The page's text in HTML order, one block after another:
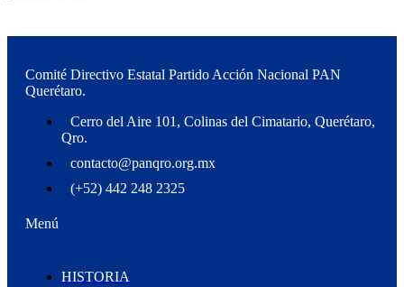
Comité Directivo Estatal Partido Acción Nacional PAN
Querétaro.
Cerro del Aire 101, Colinas del Cimatario, Querétaro,
Qro.
contacto@panqro.org.mx
(+52) 442 248 2325
Menú
HISTORIA